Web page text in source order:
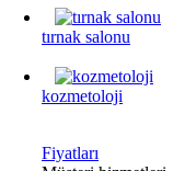
tırnak salonu
kozmetoloji
Fiyatları